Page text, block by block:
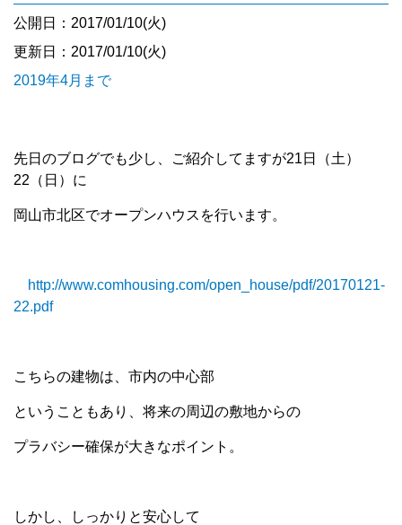
公開日：2017/01/10(火)
更新日：2017/01/10(火)
2019年4月まで
先日のブログでも少し、ご紹介してますが21日（土）
22（日）に
岡山市北区でオープンハウスを行います。
http://www.comhousing.com/open_house/pdf/20170121-
22.pdf
こちらの建物は、市内の中心部
ということもあり、将来の周辺の敷地からの
プラバシー確保が大きなポイント。
しかし、しっかりと安心して